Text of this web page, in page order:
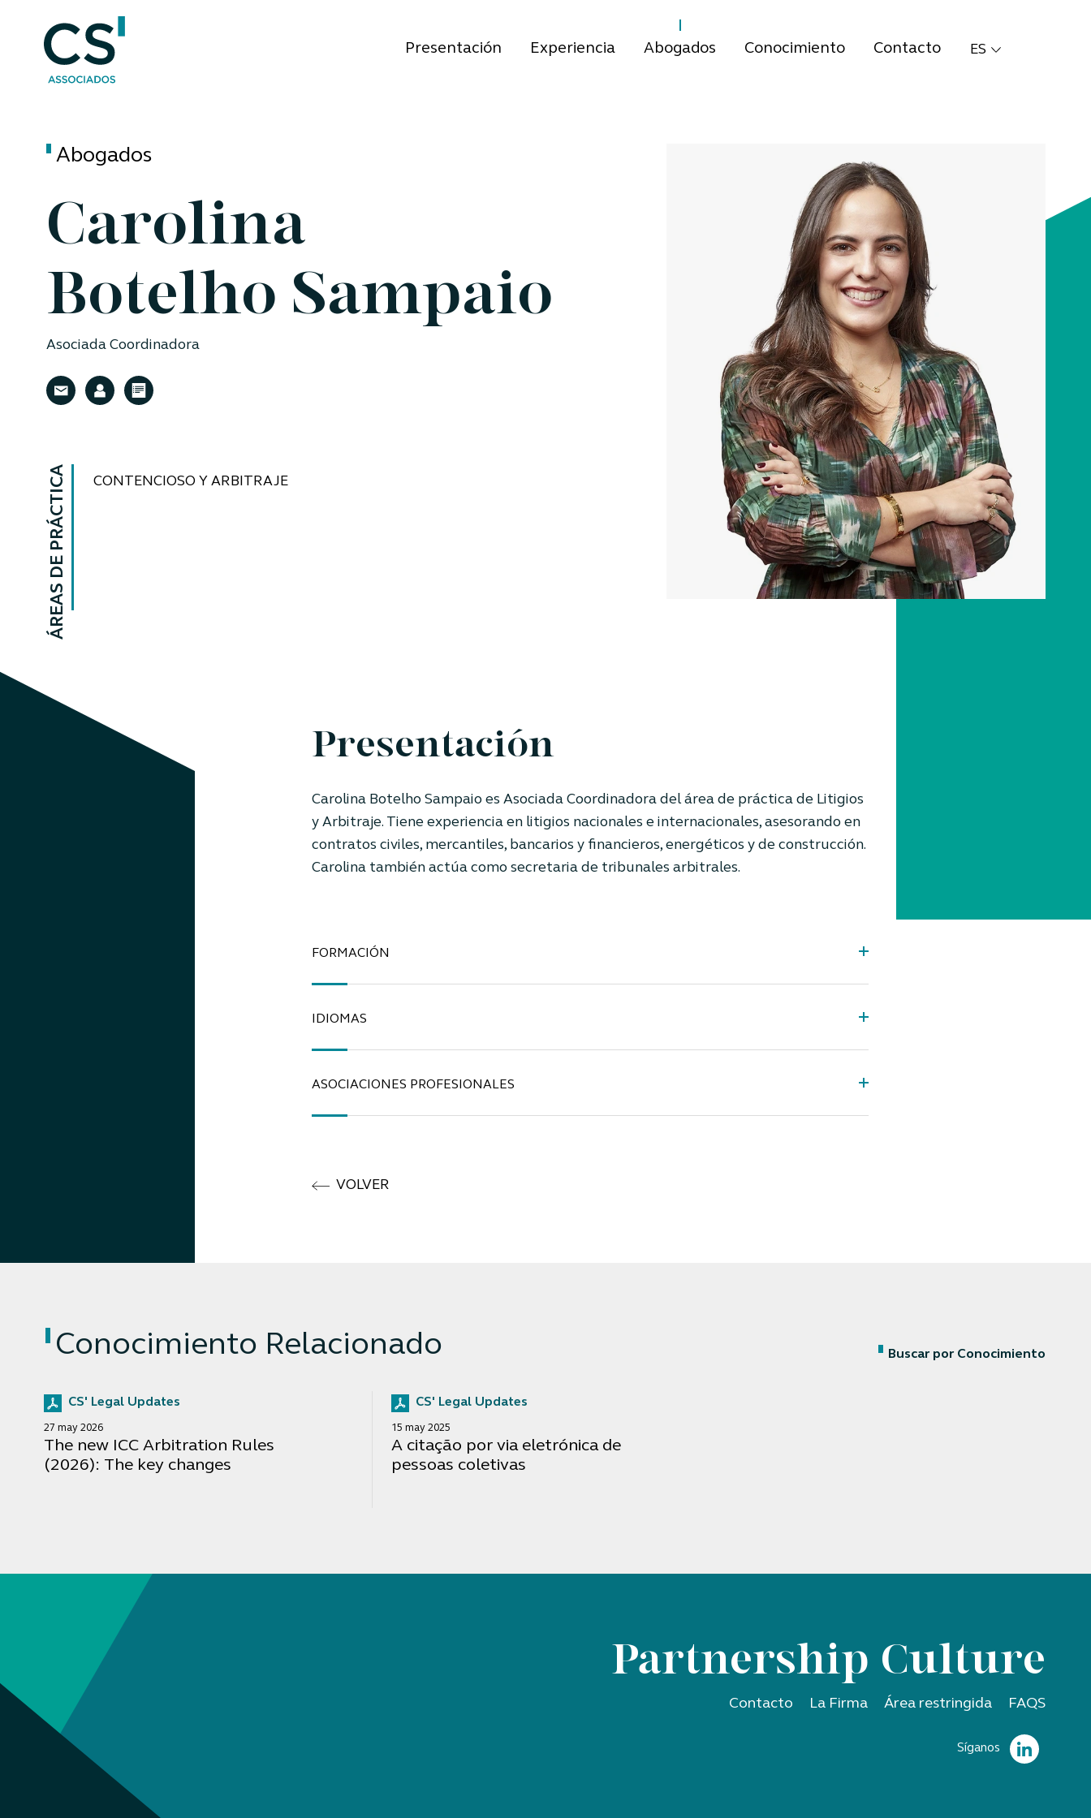
Presentación Experiencia Abogados Conocimiento Contacto ES
Abogados
Carolina
Botelho Sampaio
Asociada Coordinadora
ÁREAS DE PRÁCTICA CONTENCIOSO Y ARBITRAJE
Presentación
Carolina Botelho Sampaio es Asociada Coordinadoradel área de práctica de Litigios
y Arbitraje. Tiene experiencia en litigios nacionales e internacionales, asesorando en
contratos civiles, mercantiles, bancarios y financieros, energéticos y de construcción.
Carolina también actúa como secretaria de tribunales arbitrales.
FORMACIÓN
IDIOMAS
ASOCIACIONES PROFESIONALES
VOLVER
Conocimiento Relacionado Buscar por Conocimiento
CS' Legal Updates
27 may 2026
The new ICC Arbitration Rules
(2026): The key changes
CS' Legal Updates
15 may 2025
A citação por via eletrónica de
pessoas coletivas
Partnership Culture
Contacto La Firma Área restringida FAQS
Síganos